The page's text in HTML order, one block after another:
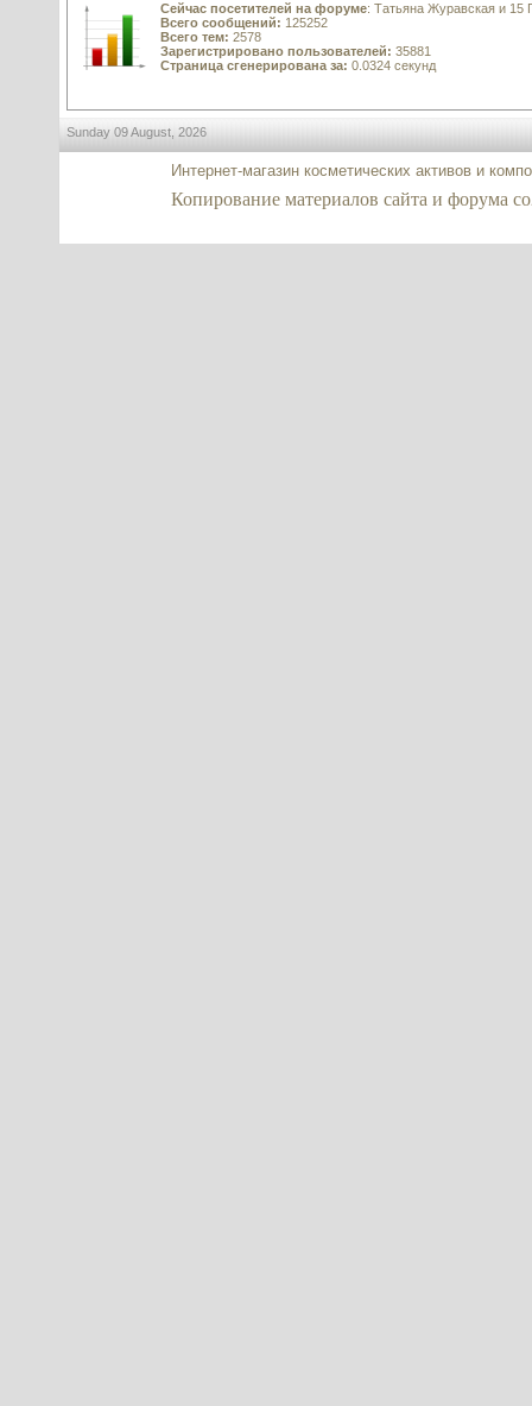
Сейчас посетителей на форуме: Татьяна Журавская и 15
Всего сообщений: 125252
Всего тем: 2578
Зарегистрировано пользователей: 35881
Страница сгенерирована за: 0.0324 секунд
Sunday 09 August, 2026
Интернет-магазин косметических активов и
Копирование материалов сайта и форума